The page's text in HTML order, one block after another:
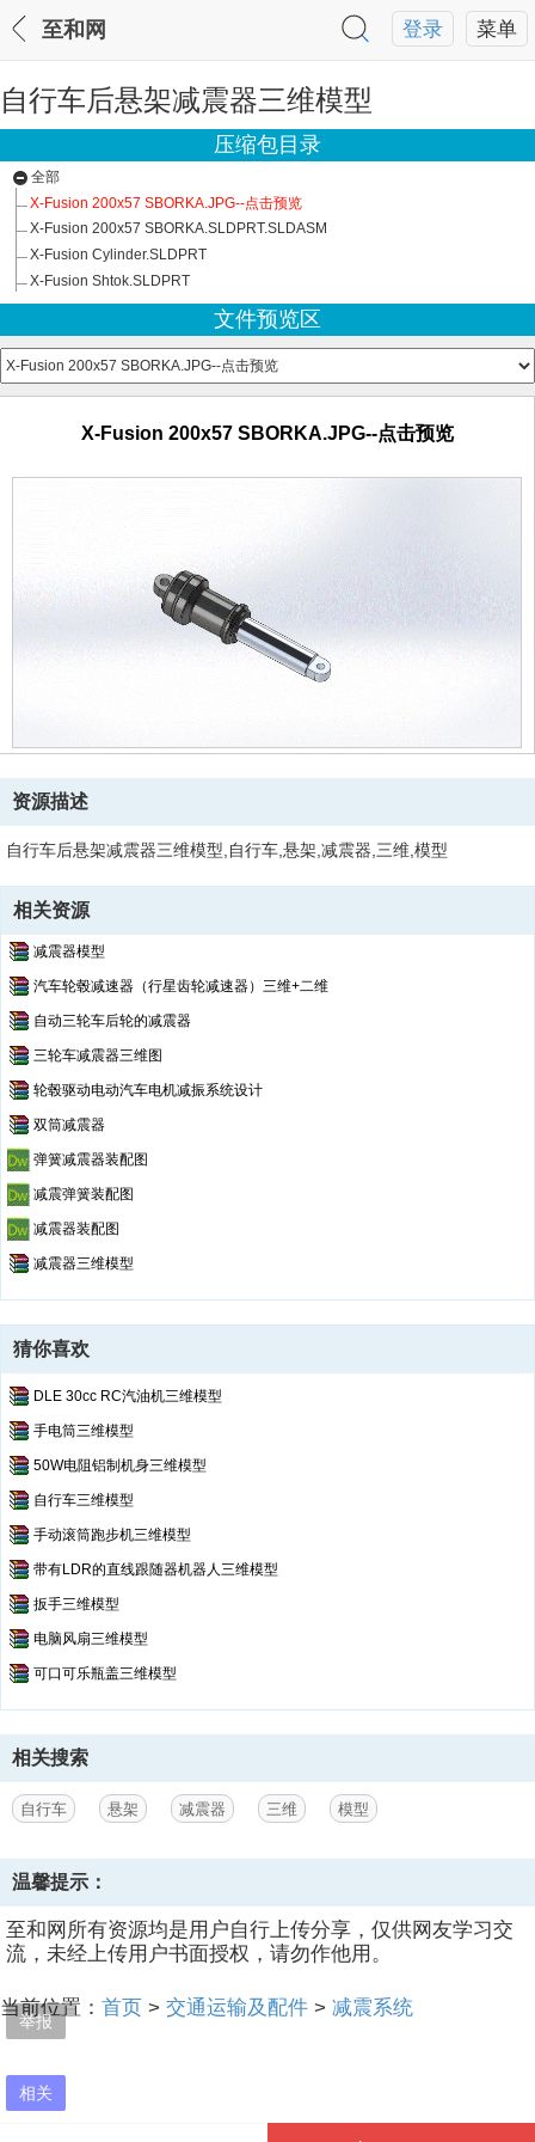
菜单
登录
至和网
自行车后悬架减震器三维模型
相关
举报
压缩包目录
全部
X-Fusion 200x57 SBORKA.JPG--点击预览
X-Fusion 200x57 SBORKA.SLDPRT.SLDASM
X-Fusion Cylinder.SLDPRT
X-Fusion Shtok.SLDPRT
文件预览区
X-Fusion 200x57 SBORKA.JPG--点击预览
资源描述
自行车后悬架减震器三维模型,自行车,悬架,减震器,三维,模型
相关资源
减震器模型
汽车轮毂减速器（行星齿轮减速器）三维+二维
自动三轮车后轮的减震器
三轮车减震器三维图
轮毂驱动电动汽车电机减振系统设计
双筒减震器
弹簧减震器装配图
减震弹簧装配图
减震器装配图
减震器三维模型
猜你喜欢
DLE 30cc RC汽油机三维模型
手电筒三维模型
50W电阻铝制机身三维模型
自行车三维模型
手动滚筒跑步机三维模型
带有LDR的直线跟随器机器人三维模型
扳手三维模型
电脑风扇三维模型
可口可乐瓶盖三维模型
相关搜索
自行车 悬架 减震器 三维 模型
温馨提示：
至和网所有资源均是用户自行上传分享，仅供网友学习交
流，未经上传用户书面授权，请勿作他用。
当前位置： 首页 > 交通运输及配件 > 减震系统